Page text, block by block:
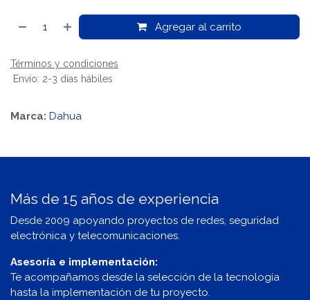
Agregar al carrito
Términos y condiciones
Envío: 2-3 días hábiles
Marca: Dahua
Más de 15 años de experiencia
Desde 2009 apoyando proyectos de redes, seguridad
electrónica y telecomunicaciones.
Asesoría e implementación:
Te acompañamos desde la selección de la tecnología
hasta la implementación de tu proyecto.